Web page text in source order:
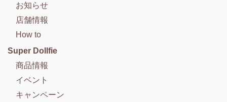
お知らせ
店舗情報
How to
Super Dollfie
商品情報
イベント
キャンペーン